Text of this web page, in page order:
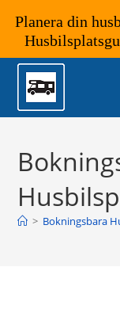
Hoppa
innehållet
> Bokningsbara
Planera din